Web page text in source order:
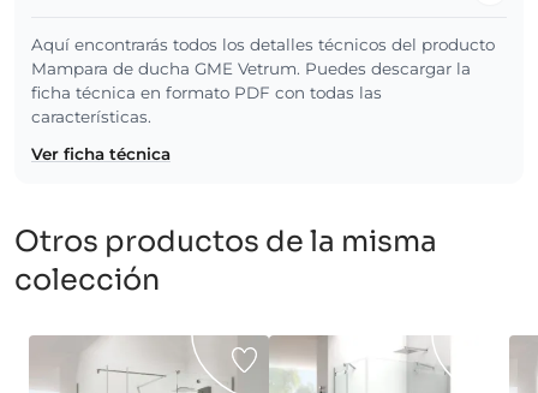
Aquí encontrarás todos los detalles técnicos del producto
Mampara de ducha GME Vetrum. Puedes descargar la
ficha técnica en formato PDF con todas las
características.
Ver ficha técnica
Otros productos de la misma
colección